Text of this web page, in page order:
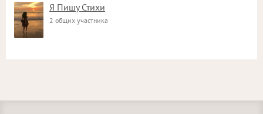
Я Пишу Стихи
2 общих участника